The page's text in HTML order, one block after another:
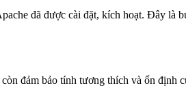
đã được cài đặt, kích hoạt. Đây là
đảm bảo tính tương thích và ổn định